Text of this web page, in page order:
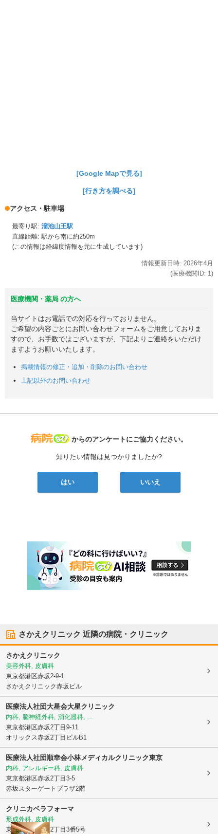
[Google Mapで見る]
[行き方を調べる]
アクセス・駐車場
最寄り駅: 溜池山王駅
直線距離: 駅から南に約250m
(この情報は経緯度情報を元に生成しています)
情報更新日時: 2026年4月
(医療機関ID: 1 )
医療機関・薬局 の方へ
当サイトはお電話での対応を行っておりません。
ご希望の内容ごとにお問い合わせフォームをご用意しておりま
すので、お手数ではございますが、下記よりご連絡をいただけ
ますようお願いいたします。
掲載情報の修正・追加・削除のお問い合わせ
上記以外のお問い合わせ
病院なび
からのアンケートにご協力ください。
知りたい情報は見つかりましたか?
はい いいえ
さかえクリニック 近隣の病院・クリニック
さかえクリニック
美容外科, 皮膚科
東京都港区赤坂2-9-1
さかえクリニック赤坂ビル
医療法人社団大星会大星クリニック
内科, 脳神経外科, 消化器科, ...
東京都港区赤坂2丁目9-11
オリックス赤坂2丁目ビルB1
医療法人社団順幸会小林メディカルクリニック東京
内科, アレルギー科, 皮膚科
東京都港区赤坂2丁目3-5
赤坂スターゲートプラザ2階
クリニカベラフォーマ
形成外科, 皮膚科
東京都港区赤坂2丁目3番5号